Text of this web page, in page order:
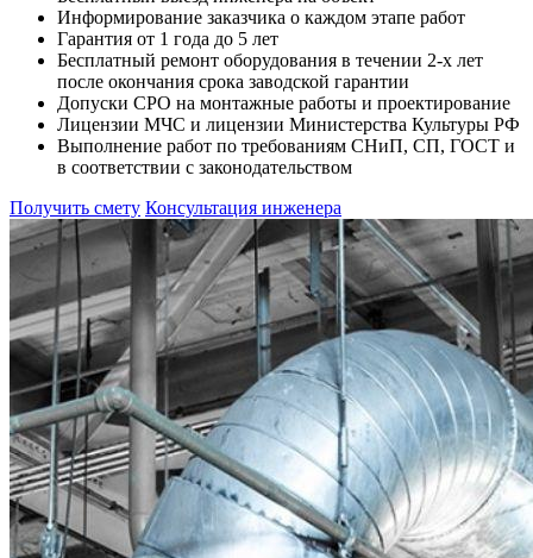
Информирование заказчика о каждом этапе работ
Гарантия от 1 года до 5 лет
Бесплатный ремонт оборудования в течении 2-х лет
после окончания срока заводской гарантии
Допуски СРО на монтажные работы и проектирование
Лицензии МЧС и лицензии Министерства Культуры РФ
Выполнение работ по требованиям СНиП, СП, ГОСТ и
в соответствии с законодательством
Получить смету Консультация инженера